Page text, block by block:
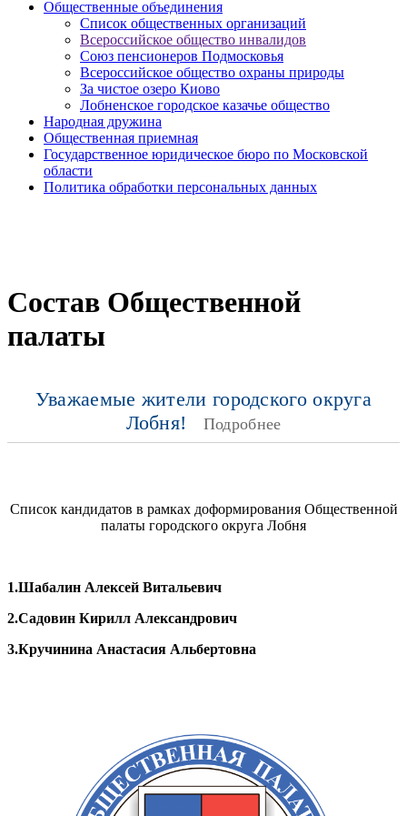
Общественные объединения
Cписок общественных организаций
Всероссийское общество инвалидов
Союз пенсионеров Подмосковья
Всероссийское общество охраны природы
За чистое озеро Киово
Лобненское городское казачье общество
Народная дружина
Общественная приемная
Государственное юридическое бюро по Московской
области
Политика обработки персональных данных
Состав Общественной
палаты
Уважаемые жители городского округа
Лобня!
Подробнее
Список кандидатов в рамках доформирования Общественной
палаты городского округа Лобня
1.Шабалин Алексей Витальевич
2.Садовин Кирилл Александрович
3.Кручинина Анастасия Альбертовна